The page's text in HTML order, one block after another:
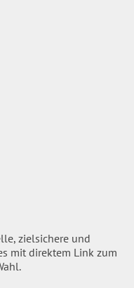
zielsichere und
mit direktem Link zum